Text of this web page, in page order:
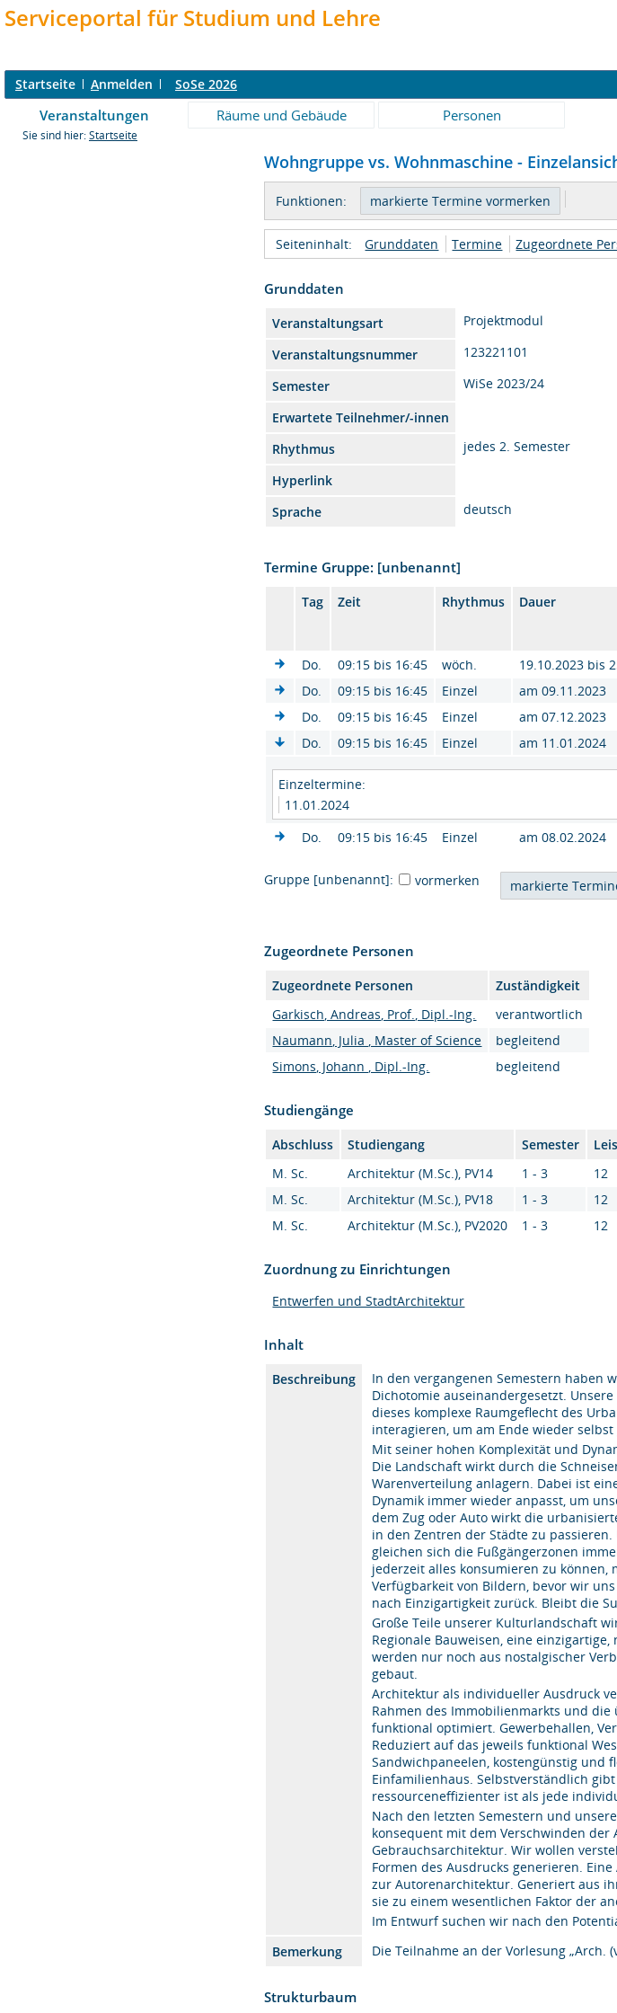
Serviceportal für Studium und Lehre
Startseite Anmelden SoSe 2026
Veranstaltungen Räume und Gebäude Personen
Sie sind hier: Startseite
Wohngruppe vs. Wohnmaschine -
Funktionen:
Seiteninhalt: Grunddaten Termine Zugeordnete
Grunddaten
Veranstaltungsart Projektmodul
Veranstaltungsnummer
123221101
Semester
WiSe 2023/24
Erwartete Teilnehmer/-innen
Rhythmus
jedes 2. Semester
Hyperlink
Sprache
deutsch
Termine Gruppe: [unbenannt]
Tag Zeit Rhythmus Dauer
Do.
09:15 bis 16:45 wöch.
19.10.2023 bis
Do.
09:15 bis 16:45 Einzel
am 09.11.2023
Do.
09:15 bis 16:45 Einzel
am 07.12.2023
Do.
09:15 bis 16:45 Einzel am 11.01.2024
Einzeltermine:
11.01.2024
Do.
09:15 bis 16:45 Einzel am 08.02.2024
Gruppe [unbenannt]:
vormerken
Zugeordnete Personen
Zugeordnete Personen
Zuständigkeit
Garkisch, Andreas, Prof., Dipl.-Ing.
verantwortlich
Naumann, Julia , Master of Science
begleitend
Simons, Johann , Dipl.-Ing.
begleitend
Studiengänge
Abschluss Studiengang Semester
M. Sc.
Architektur (M.Sc.), PV14 1 - 3
12
M. Sc.
Architektur (M.Sc.), PV18 1 - 3
12
M. Sc.
Architektur (M.Sc.), PV2020 1 - 3 12
Zuordnung zu Einrichtungen
Entwerfen und StadtArchitektur
Inhalt
Beschreibung
In den vergangenen Semestern haben
Dichotomie auseinandergesetzt.
dieses komplexe Raumgeflecht des
interagieren, um am Ende wieder
Mit seiner hohen Komplexität und
Die Landschaft wirkt durch die
Warenverteilung anlagern. Dabei ist
Dynamik immer wieder anpasst, um
dem Zug oder Auto wirkt die
in den Zentren der Städte zu
gleichen sich die Fußgängerzonen
jederzeit alles konsumieren zu
Verfügbarkeit von Bildern, bevor wir
nach Einzigartigkeit zurück. Bleibt die
Große Teile unserer Kulturlandschaft
Regionale Bauweisen, eine
werden nur noch aus nostalgischer
gebaut.
Architektur als individueller Ausdruck
Rahmen des Immobilienmarkts und
funktional optimiert. Gewerbehallen,
Reduziert auf das jeweils funktional
Sandwichpaneelen, kostengünstig und
Einfamilienhaus. Selbstverständlich
ressourceneffizienter ist als jede
Nach den letzten Semestern und
konsequent mit dem Verschwinden
Gebrauchsarchitektur. Wir wollen
Formen des Ausdrucks generieren.
zur Autorenarchitektur. Generiert aus
sie zu einem wesentlichen Faktor der
Im Entwurf suchen wir nach den
Bemerkung
Die Teilnahme an der Vorlesung „Arch.
Strukturbaum